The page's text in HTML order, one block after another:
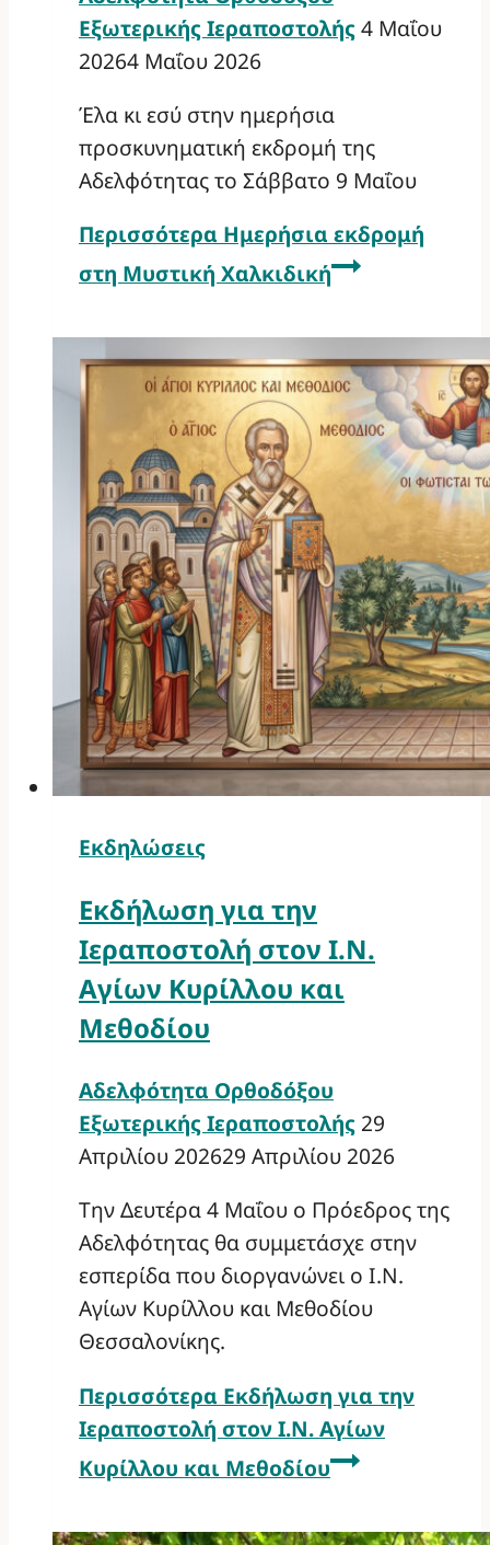
Εξωτερικής Ιεραποστολής 4 Μαΐου
20264 Μαΐου 2026
Έλα κι εσύ στην ημερήσια
προσκυνηματική εκδρομή της
Αδελφότητας το Σάββατο 9 Μαΐου
Περισσότερα Ημερήσια εκδρομή
στη Μυστική Χαλκιδική
Εκδηλώσεις
Εκδήλωση για την
Ιεραποστολή στον Ι.Ν.
Αγίων Κυρίλλου και
Μεθοδίου
Αδελφότητα Ορθοδόξου
Εξωτερικής Ιεραποστολής 29
Απριλίου 202629 Απριλίου 2026
Την Δευτέρα 4 Μαΐου ο Πρόεδρος της
Αδελφότητας θα συμμετάσχε στην
εσπερίδα που διοργανώνει ο Ι.Ν.
Αγίων Κυρίλλου και Μεθοδίου
Θεσσαλονίκης.
Περισσότερα Εκδήλωση για την
Ιεραποστολή στον Ι.Ν. Αγίων
Κυρίλλου και Μεθοδίου